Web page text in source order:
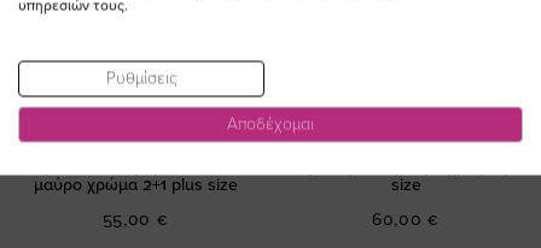
μαύρο χρώμα 2+1 plus size
55,00 €
size
60,00 €
υπηρεσιών τους.
Ρυθμίσεις
Αποδέχομαι